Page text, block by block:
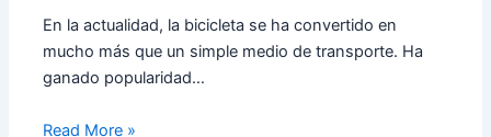
En la actualidad, la bicicleta se ha convertido en
mucho más que un simple medio de transporte. Ha
ganado popularidad…
Read More »